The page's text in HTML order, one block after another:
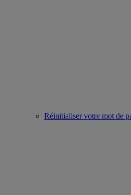
Réinitialiser votre mot de